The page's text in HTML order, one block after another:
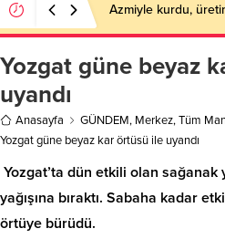
Azmiyle kurdu,
Yozgat güne beyaz
uyandı
Anasayfa GÜNDEM, Merkez,Tüm
Yozgat güne beyaz kar örtüsü ile uyandı
Yozgat’ta dün etkili olan sağanak
yağışına bıraktı. Sabaha kadar
örtüye bürüdü.